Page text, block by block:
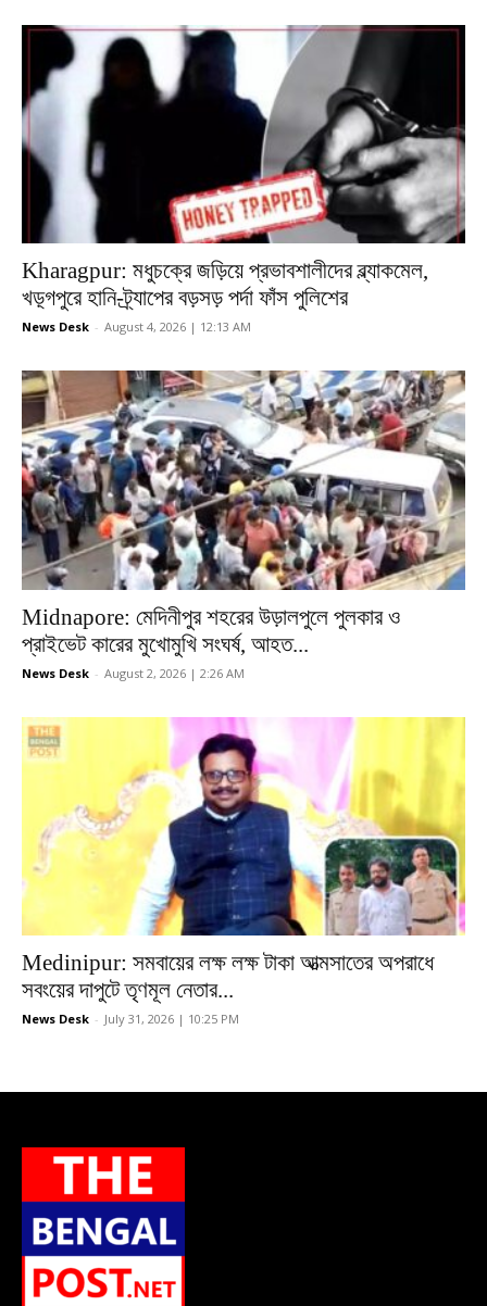
Kharagpur: মধুচক্রে জড়িয়ে প্রভাবশালীদের ব্ল্যাকমেল,
খড়্গপুরে হানি-ট্র্যাপের বড়সড় পর্দা ফাঁস পুলিশের
News Desk - August 4, 2026 | 12:13 AM
Midnapore: মেদিনীপুর শহরের উড়ালপুলে পুলকার ও
প্রাইভেট কারের মুখোমুখি সংঘর্ষ, আহত...
News Desk - August 2, 2026 | 2:26 AM
Medinipur: সমবায়ের লক্ষ লক্ষ টাকা আত্মসাতের অপরাধে
সবংয়ের দাপুটে তৃণমূল নেতার...
News Desk - July 31, 2026 | 10:25 PM